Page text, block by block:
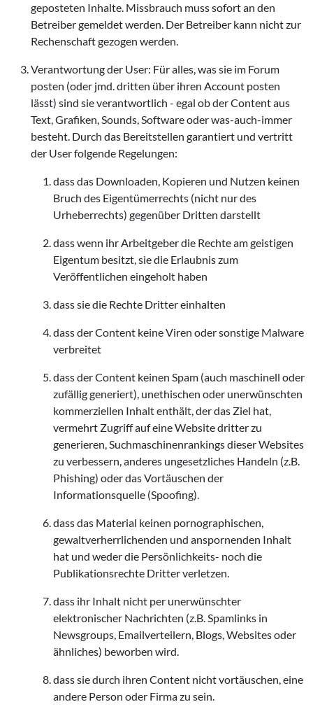
geposteten Inhalte. Missbrauch muss sofort an den
Betreiber gemeldet werden. Der Betreiber kann nicht zur
Rechenschaft gezogen werden.
Verantwortung der User: Für alles, was sie im Forum
posten (oder jmd. dritten über ihren Account posten
lässt) sind sie verantwortlich - egal ob der Content aus
Text, Grafiken, Sounds, Software oder was-auch-immer
besteht. Durch das Bereitstellen garantiert und vertritt
der User folgende Regelungen:
dass das Downloaden, Kopieren und Nutzen keinen
Bruch des Eigentümerrechts (nicht nur des
Urheberrechts) gegenüber Dritten darstellt
dass wenn ihr Arbeitgeber die Rechte am geistigen
Eigentum besitzt, sie die Erlaubnis zum
Veröffentlichen eingeholt haben
dass sie die Rechte Dritter einhalten
dass der Content keine Viren oder sonstige Malware
verbreitet
dass der Content keinen Spam (auch maschinell oder
zufällig generiert), unethischen oder unerwünschten
kommerziellen Inhalt enthält, der das Ziel hat,
vermehrt Zugriff auf eine Website dritter zu
generieren, Suchmaschinenrankings dieser Websites
zu verbessern, anderes ungesetzliches Handeln (z.B.
Phishing) oder das Vortäuschen der
Informationsquelle (Spoofing).
dass das Material keinen pornographischen,
gewaltverherrlichenden und anspornenden Inhalt
hat und weder die Persönlichkeits- noch die
Publikationsrechte Dritter verletzen.
dass ihr Inhalt nicht per unerwünschter
elektronischer Nachrichten (z.B. Spamlinks in
Newsgroups, Emailverteilern, Blogs, Websites oder
ähnliches) beworben wird.
dass sie durch ihren Content nicht vortäuschen, eine
andere Person oder Firma zu sein.